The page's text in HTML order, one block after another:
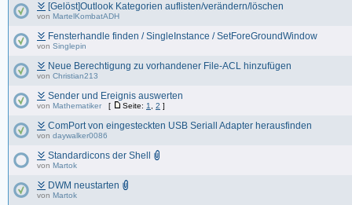
[Gelöst]Outlook Kategorien auflisten/verändern/löschen
von MartelKombatADH
Fensterhandle finden / SingleInstance / SetForeGroundWindow
von Singlepin
Neue Berechtigung zu vorhandener File-ACL hinzufügen
von Christian213
Sender und Ereignis auswerten
von Mathematiker [ Seite: 1 2 ]
ComPort von eingesteckten USB Seriall Adapter herausfinden
von daywalker0086
Standardicons der Shell
von Martok
DWM neustarten
von Martok